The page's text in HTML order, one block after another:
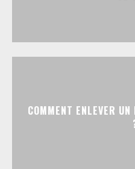
COMMENT ENLEVER